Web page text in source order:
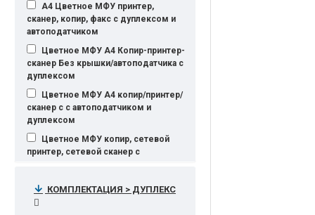
А4 Цветное МФУ принтер,
сканер, копир, факс с дуплексом и
автоподатчиком
Цветное МФУ А4 Копир-принтер-
сканер Без крышки/автоподатчика с
дуплексом
Цветное МФУ А4 копир/принтер/
сканер с c автоподатчиком и
дуплексом
Цветное МФУ копир, сетевой
принтер, сетевой сканер с
КОМПЛЕКТАЦИЯ > ДУПЛЕКС